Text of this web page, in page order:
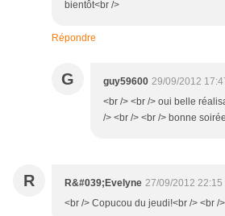
bientôt<br />
Répondre
G guy59600 29/09/2012
<br /> <br /> oui belle
/> <br /> <br /> bonne
R R&#039;Evelyne 27/09/2012 22:15
<br /> Copucou du jeudi!<br /> <br /